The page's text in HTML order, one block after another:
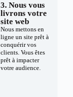
3. Nous vous
livrons votre
site web
Nous mettons en
ligne un site prêt à
conquérir vos
clients. Vous êtes
prêt à impacter
votre audience.